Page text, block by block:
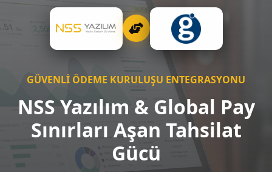
GÜVENLI ÖDEME KURULUŞU ENTEGRASYONU
NSS Yazılım & Global Pay
Sınırları Aşan Tahsilat
Gücü